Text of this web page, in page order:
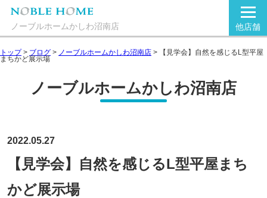
ノーブルホームかしわ沼南店 他店舗
トップ> ブログ > ノーブルホームかしわ沼南店 > 【見学会】自然を感じるL型平屋
まちかど展示場
ノーブルホームかしわ沼南店
2022.05.27
【見学会】自然を感じるL型平屋まち
かど展示場